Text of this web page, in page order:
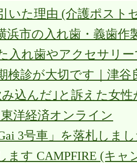
いた理由 (介護ポスト
横浜市の入れ歯・義歯
入れ歯やアクセサリ
検診が大切です｜津谷
み込んだ｣と訴えた女
洋経済オンライン
3号車」を落札しま
ます CAMPFIRE (キャ